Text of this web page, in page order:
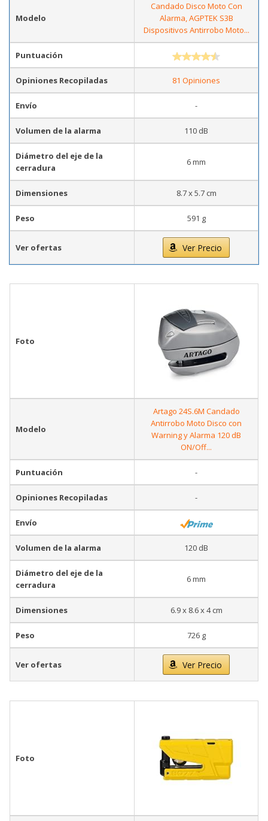
Modelo
Candado Disco Moto Con
Alarma, AGPTEK S3B
Dispositivos Antirrobo Moto...
Puntuación
Opiniones Recopiladas 81 Opiniones
Envío -
Volumen de la alarma 110 dB
Diámetro del eje de la
cerradura
6 mm
Dimensiones 8.7 x 5.7 cm
Peso 591 g
Ver ofertas Ver Precio
Foto
Modelo
Artago 24S.6M Candado
Antirrobo Moto Disco con
Warning y Alarma 120 dB
ON/Off...
Puntuación -
Opiniones Recopiladas -
Envío
Volumen de la alarma 120 dB
Diámetro del eje de la
cerradura
6 mm
Dimensiones 6.9 x 8.6 x 4 cm
Peso 726 g
Ver ofertas Ver Precio
Foto